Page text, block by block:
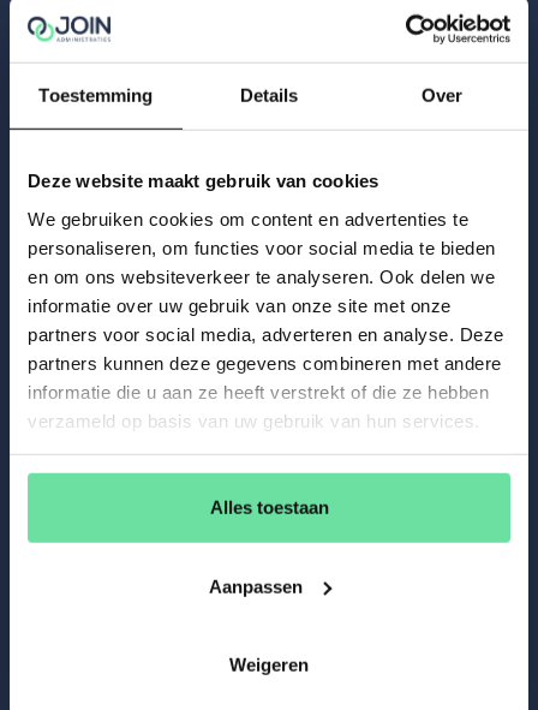
Toestemming Details Over
Deze website maakt gebruik van cookies
We gebruiken cookies om content en advertenties te
personaliseren, om functies voor social media te bieden
en om ons websiteverkeer te analyseren. Ook delen we
informatie over uw gebruik van onze site met onze
partners voor social media, adverteren en analyse. Deze
partners kunnen deze gegevens combineren met andere
informatie die u aan ze heeft verstrekt of die ze hebben
verzameld op basis van uw gebruik van hun services.
Alles toestaan
Aanpassen
Weigeren
terughoudendheid onder werkgevenden zoveel mogelijk te
De handhaving op de kwalificatie van de arbeidsrelatie
Uitvoerings- en Handhavingsstrategie van de
risicogerichte handhaving centraal staan.
Let op: Een demissionair kabinet kan niet naar huis
worden gestuurd en dus straffeloos aangenomen moties
naast zich neerleggen. De zachte landing voor
schijnzelfstandigen en hun opdrachtgevers stopt dus eind